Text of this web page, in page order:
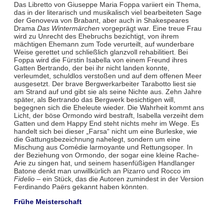
Das Libretto von Giuseppe Maria Foppa variiert ein Thema,
das in der literarisch und musikalisch viel bearbeiteten Sage
der Genoveva von Brabant, aber auch in Shakespeares
Drama Das Wintermärchen vorgeprägt war. Eine treue Frau
wird zu Unrecht des Ehebruchs bezichtigt, von ihrem
mächtigen Ehemann zum Tode verurteilt, auf wunderbare
Weise gerettet und schließlich glanzvoll rehabilitiert. Bei
Foppa wird die Fürstin Isabella von einem Freund ihres
Gatten Bertrando, der bei ihr nicht landen konnte,
verleumdet, schuldlos verstoßen und auf dem offenen Meer
ausgesetzt. Der brave Bergwerkarbeiter Tarabotto liest sie
am Strand auf und gibt sie als seine Nichte aus. Zehn Jahre
später, als Bertrando das Bergwerk besichtigen will,
begegnen sich die Eheleute wieder. Die Wahrheit kommt ans
Licht, der böse Ormondo wird bestraft, Isabella verzeiht dem
Gatten und dem Happy End steht nichts mehr im Wege. Es
handelt sich bei dieser „Farsa“ nicht um eine Burleske, wie
die Gattungsbezeichnung nahelegt, sondern um eine
Mischung aus Comédie larmoyante und Rettungsoper. In
der Beziehung von Ormondo, der sogar eine kleine Rache-
Arie zu singen hat, und seinem hasenfüßigen Handlanger
Batone denkt man unwillkürlich an Pizarro und Rocco im
Fidelio– ein Stück, das die Autoren zumindest in der Version
Ferdinando Paërs gekannt haben könnten.
Frühe Meisterschaft